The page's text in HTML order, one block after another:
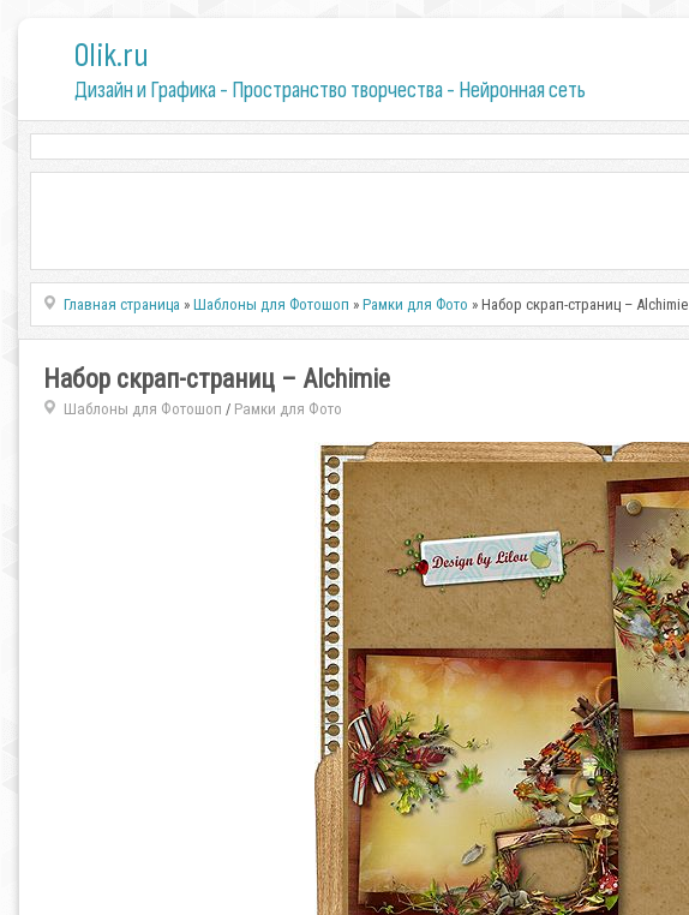
0lik.ru
Дизайн и Графика - Пространство творчества - Нейронная сеть
Главная страница »Шаблоны для Фотошоп »Рамки для Фото » Набор скрап-страниц – Alchimie
Набор скрап-страниц – Alchimie
Шаблоны для Фотошоп / Рамки для Фото